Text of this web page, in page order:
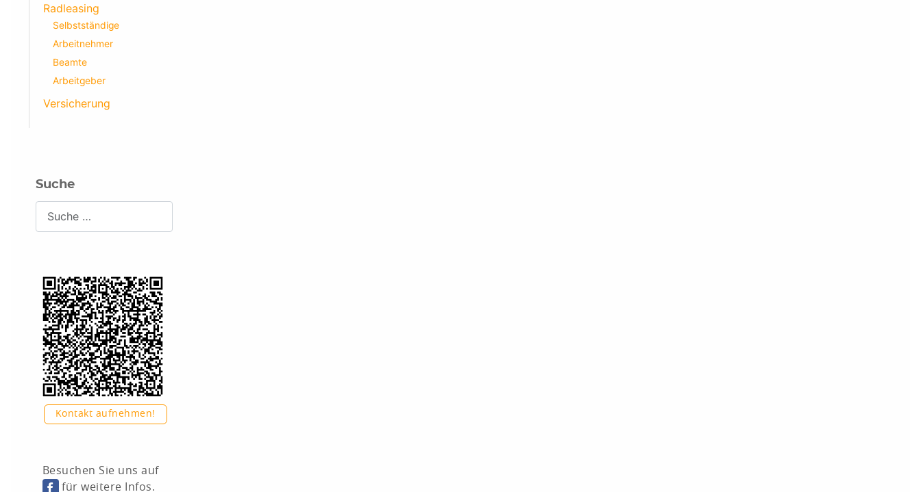
Radleasing
Selbstständige
Arbeitnehmer
Beamte
Arbeitgeber
Versicherung
Suche
Kontakt aufnehmen!
Besuchen Sie uns auf
für weitere Infos.